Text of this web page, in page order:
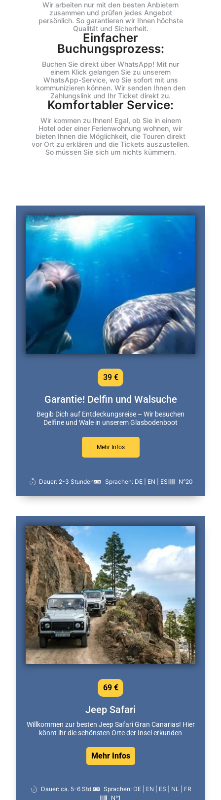
Wir arbeiten nur mit den besten Anbietern
zusammen und prüfen jedes Angebot
persönlich. So garantieren wir Ihnen höchste
Qualität und Sicherheit.
Einfacher
Buchungsprozess:
Buchen Sie direkt über WhatsApp! Mit nur
einem Klick gelangen Sie zu unserem
WhatsApp-Service, wo Sie sofort mit uns
kommunizieren können. Wir senden Ihnen den
Zahlungslink und Ihr Ticket direkt zu.
Komfortabler Service:
Wir kommen zu Ihnen! Egal, ob Sie in einem
Hotel oder einer Ferienwohnung wohnen, wir
bieten Ihnen die Möglichkeit, die Touren direkt
vor Ort zu erklären und die Tickets auszustellen.
So müssen Sie sich um nichts kümmern.
Garantie! Delfin und Walsuche
Begib Dich auf Entdeckungsreise – Wir besuchen
Delfine und Wale in unserem Glasbodenboot
Mehr Infos
39 €
Dauer: 2-3 Stunden Sprachen: DE | EN | ES N°20
Jeep Safari
Willkommen zur besten Jeep Safari Gran Canarias! Hier
könnt ihr die schönsten Orte der Insel erkunden
Mehr Infos
69 €
Dauer: ca. 5-6 Std.
Sprachen: DE | EN | ES | NL | FR
N°1